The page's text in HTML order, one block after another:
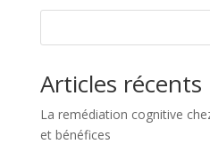
Articles récents
La remédiation cognitive
et bénéfices